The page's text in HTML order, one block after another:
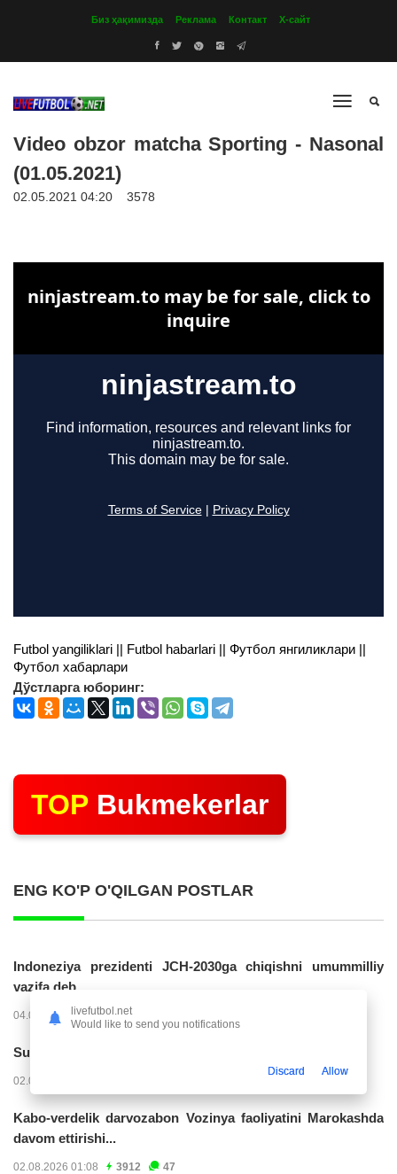
Биз ҳақимизда Реклама Контакт Х-сайт
Video obzor matcha Sporting - Nasonal
(01.05.2021)
02.05.2021 04:20 3578
Futbol yangiliklari || Futbol habarlari || Футбол янгиликлари ||
Футбол хабарлари
Дўстларга юборинг:
TOP Bukmekerlar
ENG KO'P O'QILGAN POSTLAR
Indoneziya prezidenti JCH-2030ga chiqishni umummilliy
vazifa deb...
04.08.2026 02:11 14229
Superliga. “Buxoro” - “Lokomotiv”...
02.08.2026 03:08
Kabo-verdelik darvozabon Vozinya faoliyatini Marokashda
davom ettirishi...
02.08.2026 01:08 3912 47
livefutbol.net
Would like to send you notifications
Discard Allow